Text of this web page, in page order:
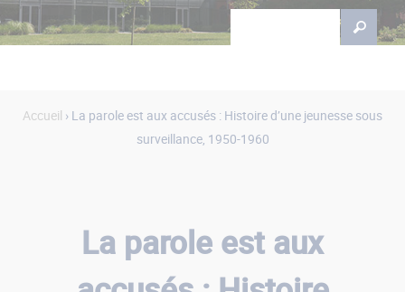
Formulaire de
Accueil › La parole est aux accusés : Histoire d’une jeunesse sous
surveillance, 1950-1960
La parole est aux